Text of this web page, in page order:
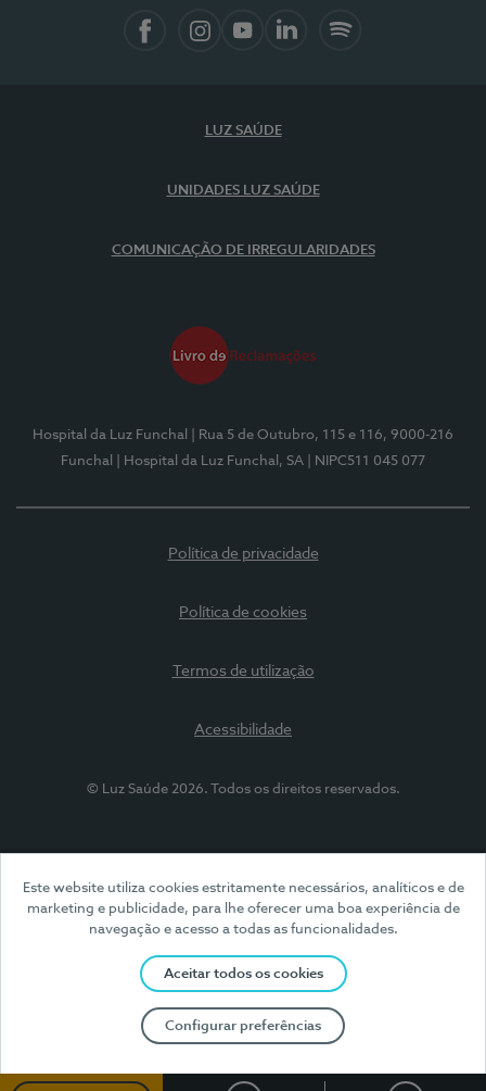
Este website utiliza cookies estritamente necessários, analíticos e de
marketing e publicidade, para lhe oferecer uma boa experiência de
navegação e acesso a todas as funcionalidades.
Aceitar todos os cookies
Configurar preferências
LUZ SAÚDE
UNIDADES LUZ SAÚDE
COMUNICAÇÃO DE IRREGULARIDADES
Hospital da Luz Funchal
| Rua 5 de Outubro, 115 e 116, 9000-216
Funchal
| Hospital da Luz Funchal, SA | NIPC511 045 077
Política de privacidade
Política de cookies
Termos de utilização
Acessibilidade
© Luz Saúde 2026. Todos os direitos reservados.